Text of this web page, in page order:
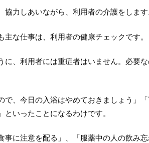
力しあいながら、利用者の介護をします
な仕事は、利用者の健康チェックです。
に、利用者には重症者はいません。必要
で、今日の入浴はやめておきましょう」
いったことになるわけです。
事に注意を配る」、「服薬中の人の飲み忘